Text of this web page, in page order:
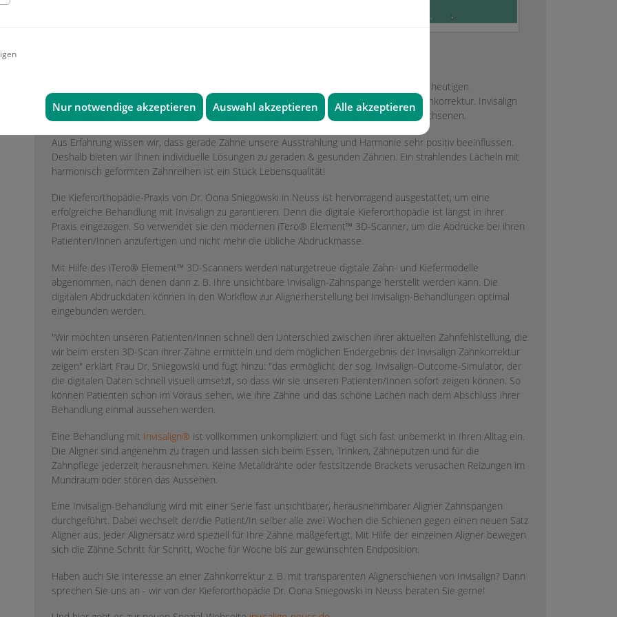
Nur notwendige akzeptieren Auswahl akzeptieren Alle akzeptieren
Die Invisalign-Zahnspange steht für eine der modernsten Behandlungsmethoden in der heutigen
Kieferorthopädie und für ein phantastisches, gesundes Lächeln schon während der Zahnkorrektur. Invisalign
eignet sich für zahlreiche Zahnfehlstellungen sowohl bei Jugendlichen als auch bei Erwachsenen.
Aus Erfahrung wissen wir, dass gerade Zähne unsere Ausstrahlung und Harmonie sehr positiv beeinflussen.
Deshalb bieten wir Ihnen individuelle Lösungen zu geraden & gesunden Zähnen. Ein strahlendes Lächeln mit
harmonisch geformten Zahnreihen ist ein Stück Lebensqualität!
Die Kieferorthopädie-Praxis von Dr. Oona Sniegowski in Neuss ist hervorragend ausgestattet, um eine
erfolgreiche Behandlung mit Invisalign zu garantieren. Denn die digitale Kieferorthopädie ist längst in ihrer
Praxis eingezogen. So verwendet sie den modernen iTero® Element™ 3D-Scanner, um die Abdrücke bei ihren
Patienten/Innen anzufertigen und nicht mehr die übliche Abdruckmasse.
Mit Hilfe des iTero® Element™ 3D-Scanners werden naturgetreue digitale Zahn- und Kiefermodelle
abgenommen, nach denen dann z. B. Ihre unsichtbare Invisalign-Zahnspange herstellt werden kann. Die
digitalen Abdruckdaten können in den Workflow zur Alignerherstellung bei Invisalign-Behandlungen optimal
eingebunden werden.
"Wir möchten unseren Patienten/Innen schnell den Unterschied zwischen ihrer aktuellen Zahnfehlstellung, die
wir beim ersten 3D-Scan ihrer Zähne ermitteln und dem möglichen Endergebnis der Invisalign Zahnkorrektur
zeigen" erklärt Frau Dr. Sniegowski und fügt hinzu: "das ermöglicht der sog. Invisalign-Outcome-Simulator, der
die digitalen Daten schnell visuell umsetzt, so dass wir sie unseren Patienten/Innen sofort zeigen können. So
können Patienten schon im Voraus sehen, wie ihre Zähne und das schöne Lachen nach dem Abschluss ihrer
Behandlung einmal aussehen werden.
Eine Behandlung mit Invisalign® ist vollkommen unkompliziert und fügt sich fast unbemerkt in Ihren Alltag ein.
Die Aligner sind angenehm zu tragen und lassen sich beim Essen, Trinken, Zähneputzen und für die
Zahnpflege jederzeit herausnehmen. Keine Metalldrähte oder festsitzende Brackets verusachen Reizungen im
Mundraum oder stören das Aussehen.
Eine Invisalign-Behandlung wird mit einer Serie fast unsichtbarer, herausnehmbarer Aligner Zahnspangen
durchgeführt. Dabei wechselt der/die Patient/In selber alle zwei Wochen die Schienen gegen einen neuen Satz
Aligner aus. Jeder Alignersatz wird speziell für Ihre Zähne maßgefertigt. Mit Hilfe der einzelnen Aligner bewegen
sich die Zähne Schritt für Schritt, Woche für Woche bis zur gewünschten Endposition.
Haben auch Sie Interesse an einer Zahnkorrektur z. B. mit transparenten Alignerschienen von Invisalign? Dann
sprechen Sie uns an - wir von der Kieferorthopädie Dr. Oona Sniegowski in Neuss beraten Sie gerne!